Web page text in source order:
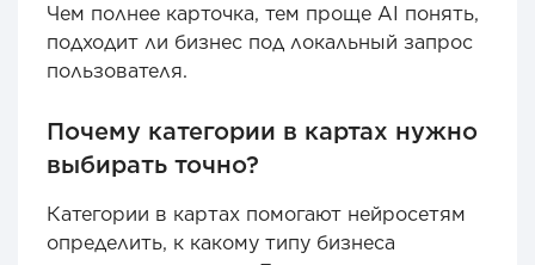
Чем полнее карточка, тем проще AI понять,
подходит ли бизнес под локальный запрос
пользователя.
Почему категории в картах нужно
выбирать точно?
Категории в картах помогают нейросетям
определить, к какому типу бизнеса